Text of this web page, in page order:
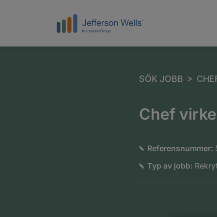
SÖK JOBB >
Chef
Referensnummer:
Typ av jobb: